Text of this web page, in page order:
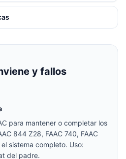
y fallos
para mantener o completar los
844 Z28, FAAC 740, FAAC
sistema completo. Uso:
del padre.